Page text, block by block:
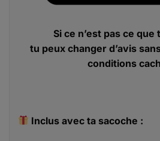
Si ce n’est pas ce
tu peux changer d’avis
conditions
Inclus avec ta sacoche :